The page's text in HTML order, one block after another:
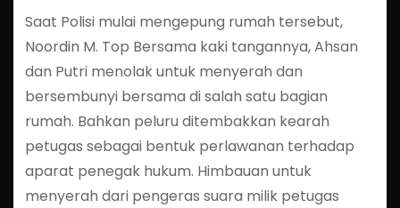
Saat Polisi mulai mengepung rumah tersebut,
Noordin M. Top Bersama kaki tangannya, Ahsan
dan Putri menolak untuk menyerah dan
bersembunyi bersama di salah satu bagian
rumah. Bahkan peluru ditembakkan kearah
petugas sebagai bentuk perlawanan terhadap
aparat penegak hukum. Himbauan untuk
menyerah dari pengeras suara milik petugas